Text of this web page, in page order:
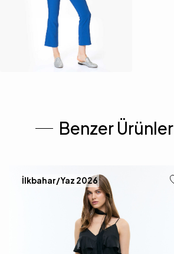
Benzer Ürünler
İlkbahar/Yaz 2026